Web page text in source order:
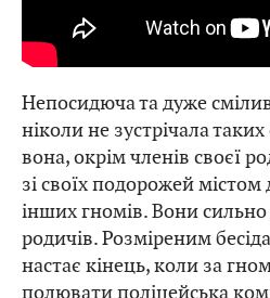
Непосидюча та дуже
ніколи не зустрічала
вона, окрім членів своєї
зі своїх подорожей містом
інших гномів. Вони сильно
родичів. Розміреним
настає кінець, коли за
полювати поліцейська